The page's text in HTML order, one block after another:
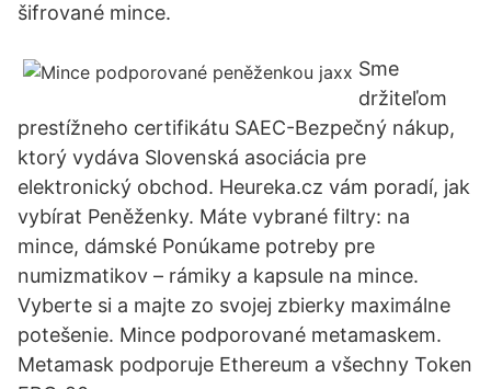
šifrované mince.
Sme
držiteľom
prestížneho certifikátu SAEC-Bezpečný nákup,
ktorý vydáva Slovenská asociácia pre
elektronický obchod. Heureka.cz vám poradí, jak
vybírat Peněženky. Máte vybrané filtry: na
mince, dámské Ponúkame potreby pre
numizmatikov – rámiky a kapsule na mince.
Vyberte si a majte zo svojej zbierky maximálne
potešenie. Mince podporované metamaskem.
Metamask podporuje Ethereum a všechny Token